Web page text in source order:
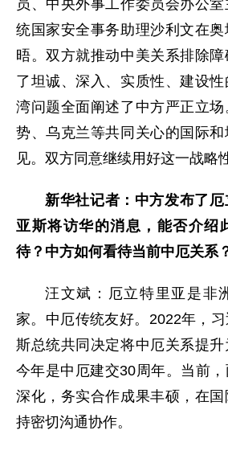
员、中央外事工作委员会办公
统国家安全事务助理沙利文在
晤。双方就推动中美关系排除
了坦诚、深入、实质性、建设
湾问题全面阐述了中方严正立
势、乌克兰等共同关心的国际
见。双方同意继续用好这一战略
新华社记者：中方发布了
亚斯将访华的消息，能否介绍
待？中方如何看待当前中厄关系
汪文斌：厄立特里亚是非
家。中厄传统友好。2022年，
斯总统共同决定将中厄关系提升
今年是中厄建交30周年。当前
深化，务实合作成果丰硕，在
持密切沟通协作。